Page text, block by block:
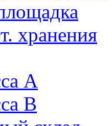
хранения
A
B